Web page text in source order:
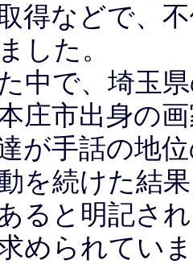
得などで、
した。
中で、埼玉
庄市出身の
が手話の地
を続けた結
ると明記さ
められてい